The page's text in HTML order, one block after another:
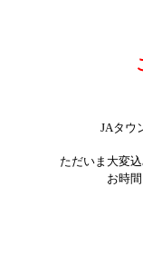
JAタウ
ただいま大変
お時